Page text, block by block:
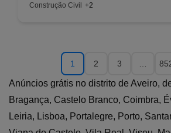
Construção Civil +2
1 2 3
Anúncios grátis no distrito de Aveiro,
Bragança, Castelo Branco, Coimbra,
Leiria, Lisboa, Portalegre, Porto,